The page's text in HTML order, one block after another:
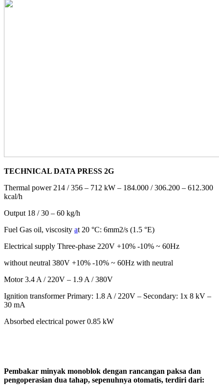
TECHNICAL DATA PRESS 2G
Thermal power 214 / 356 – 712 kW – 184.000 / 306.200 – 612.300
kcal/h
Output 18 / 30 – 60 kg/h
Fuel Gas oil, viscosity at 20 °C: 6mm2/s (1.5 °E)
Electrical supply Three-phase 220V +10% -10% ~ 60Hz
without neutral 380V +10% -10% ~ 60Hz with neutral
Motor 3.4 A / 220V – 1.9 A / 380V
Ignition transformer Primary: 1.8 A / 220V – Secondary: 1x 8 kV –
30 mA
Absorbed electrical power 0.85 kW
Pembakar minyak monoblok dengan rancangan paksa dan
pengoperasian dua tahap, sepenuhnya otomatis, terdiri dari: